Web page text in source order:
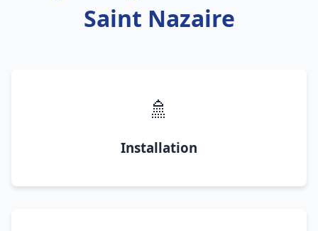
Saint Nazaire
🚿
Installation